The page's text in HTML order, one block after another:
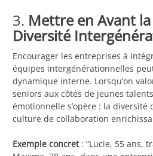
3. Mettre en Avant
Diversité
Encourager les entreprises à
équipes intergénérationnelles
dynamique interne. Lorsqu’on
seniors aux côtés de jeunes
émotionnelle s’opère : la diversité
culture de collaboration
Exemple concret: “Lucie, 55 ans,